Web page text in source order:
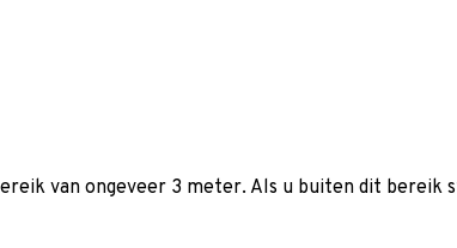
van ongeveer 3 meter. Als u buiten dit bereik